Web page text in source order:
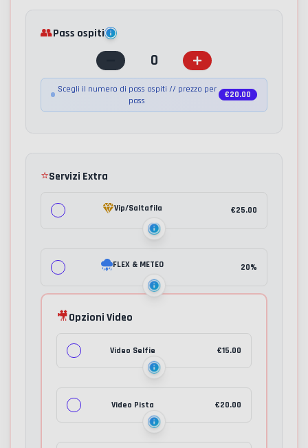
👥Pass ospiti
0
Scegli il numero di pass ospiti // prezzo per
pass
€20.00
⭐Servizi Extra
Vip/Saltafila €25.00
FLEX & METEO 20%
🎥Opzioni Video
Video Selfie €15.00
Video Pista €20.00